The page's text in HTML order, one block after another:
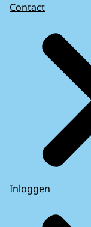
Contact
Inloggen